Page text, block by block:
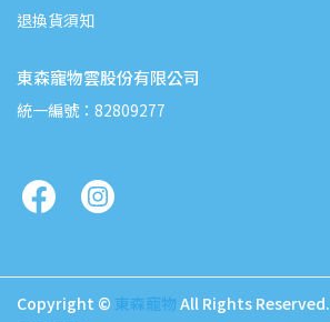
退換貨須知
東森寵物雲股份有限公司
統一編號：82809277
Copyright © 東森寵物 All Rights Reserved.